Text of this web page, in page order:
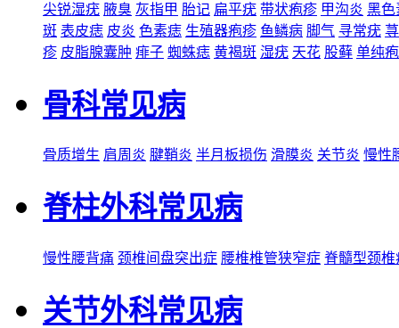
尖锐湿疣 腋臭 灰指甲 胎记 扁平疣 带状疱疹 甲沟炎 黑色
斑 表皮痣 皮炎 色素痣 生殖器疱疹 鱼鳞病 脚气 寻常疣
疹 皮脂腺囊肿 痱子 蜘蛛痣 黄褐斑 湿疣 天花 股藓 单纯
骨科常见病
骨质增生 肩周炎 腱鞘炎 半月板损伤 滑膜炎 关节炎 慢性
脊柱外科常见病
慢性腰背痛 颈椎间盘突出症 腰椎椎管狭窄症 脊髓型颈椎
关节外科常见病